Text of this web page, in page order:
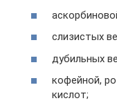
слизистых
дубильных
кофейной,
кислот;